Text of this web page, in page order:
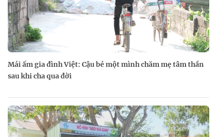
Mái ấm gia đình Việt: Cậu bé một mình chăm mẹ tâm thần
sau khi cha qua đời